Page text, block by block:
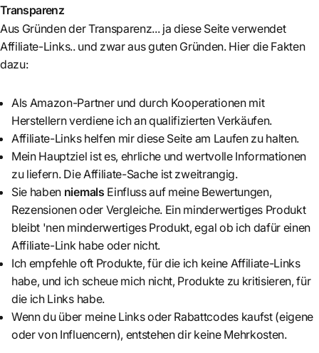
Transparenz
Aus Gründen der Transparenz... ja diese Seite verwendet
Affiliate-Links.. und zwar aus guten Gründen. Hier die Fakten
dazu:
Als Amazon-Partner und durch Kooperationen mit
Herstellern verdiene ich an qualifizierten Verkäufen.
Affiliate-Links helfen mir diese Seite am Laufen zu halten.
Mein Hauptziel ist es, ehrliche und wertvolle Informationen
zu liefern. Die Affiliate-Sache ist zweitrangig.
Sie haben niemals Einfluss auf meine Bewertungen,
Rezensionen oder Vergleiche. Ein minderwertiges Produkt
bleibt 'nen minderwertiges Produkt, egal ob ich dafür einen
Affiliate-Link habe oder nicht.
Ich empfehle oft Produkte, für die ich keine Affiliate-Links
habe, und ich scheue mich nicht, Produkte zu kritisieren, für
die ich Links habe.
Wenn du über meine Links oder Rabattcodes kaufst (eigene
oder von Influencern), entstehen dir keine Mehrkosten.